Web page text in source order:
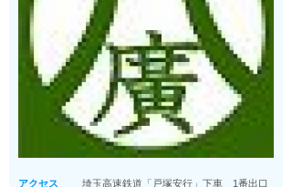
アクセス
埼玉高速鉄道「戸塚安行」下車 1番出口